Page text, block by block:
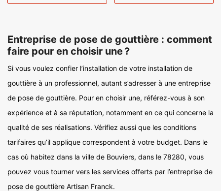
Entreprise de pose de gouttière : comment
faire pour en choisir une ?
Si vous voulez confier l’installation de votre installation de
gouttière à un professionnel, autant s’adresser à une entreprise
de pose de gouttière. Pour en choisir une, référez-vous à son
expérience et à sa réputation, notamment en ce qui concerne la
qualité de ses réalisations. Vérifiez aussi que les conditions
tarifaires qu’il applique correspondent à votre budget. Dans le
cas où habitez dans la ville de Bouviers, dans le 78280, vous
pouvez vous tourner vers les services offerts par l’entreprise de
pose de gouttière Artisan Franck.